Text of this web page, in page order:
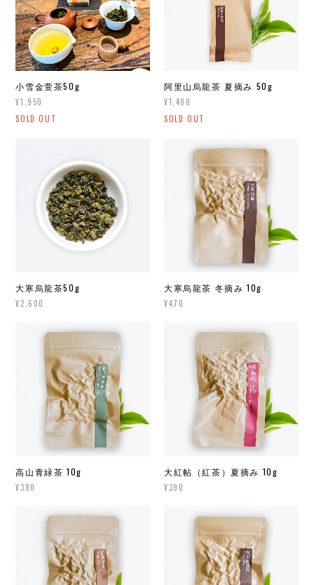
小雪金萱茶50g
¥1,950
SOLD OUT
阿里山烏龍茶 夏摘み 50g
¥1,400
SOLD OUT
大寒烏龍茶50g
¥2,600
大寒烏龍茶 冬摘み 10g
¥470
高山青緑茶 10g
¥380
大紅帖（紅茶）夏摘み 10g
¥390